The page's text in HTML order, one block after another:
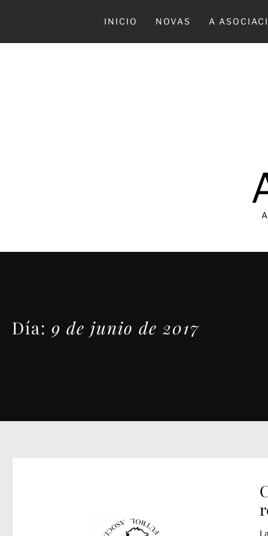
INICIO NOVAS A
Día: 9 de junio de 2017